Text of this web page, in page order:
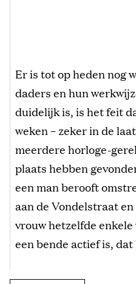
Er is tot op heden nog
daders en hun
duidelijk is, is het feit
weken – zeker in de
meerdere horloge-
plaats hebben
een man berooft
aan de Vondelstraat
vrouw hetzelfde
een bende actief is,